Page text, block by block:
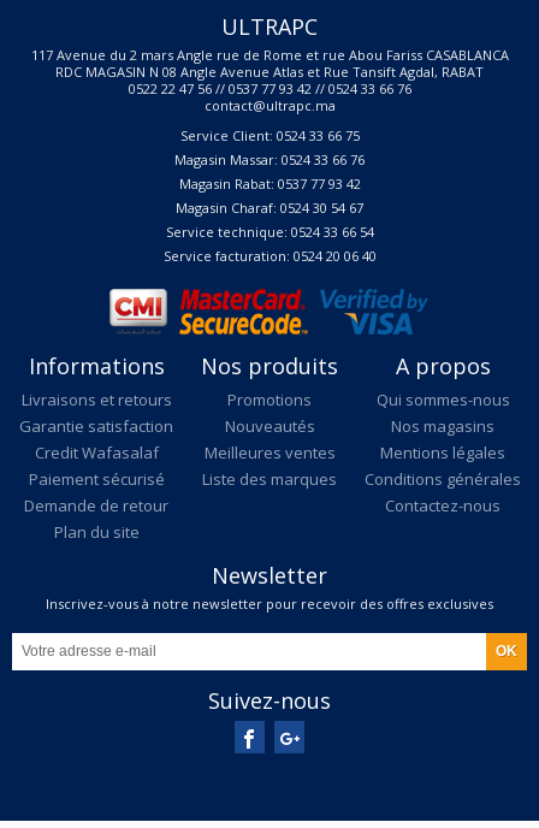
ULTRAPC
117 Avenue du 2 mars Angle rue de Rome et rue Abou Fariss CASABLANCA
RDC MAGASIN N 08 Angle Avenue Atlas et Rue Tansift Agdal, RABAT
0522 22 47 56 // 0537 77 93 42 // 0524 33 66 76
contact@ultrapc.ma
Service Client: 0524 33 66 75
Magasin Massar: 0524 33 66 76
Magasin Rabat: 0537 77 93 42
Magasin Charaf: 0524 30 54 67
Service technique: 0524 33 66 54
Service facturation: 0524 20 06 40
Informations
Livraisons et retours
Garantie satisfaction
Credit Wafasalaf
Paiement sécurisé
Demande de retour
Plan du site
Nos produits
Promotions
Nouveautés
Meilleures ventes
Liste des marques
A propos
Qui sommes-nous
Nos magasins
Mentions légales
Conditions générales
Contactez-nous
Newsletter
Inscrivez-vous à notre newsletter pour recevoir des offres exclusives
Suivez-nous